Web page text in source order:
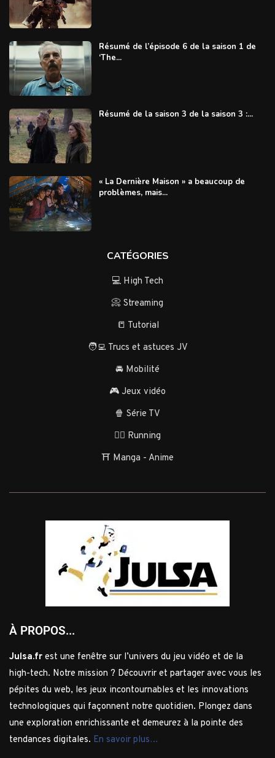
Résumé de l’épisode 6 de la saison 1 de
‘The...
Résumé de la saison 3 de la saison 3 :...
« La Dernière Maison » a beaucoup de
problèmes, mais...
CATÉGORIES
💻 High Tech
📀 Streaming
📒 Tutorial
🧑‍💻 Trucs et astuces JV
🚘 Mobilité
🎮 Jeux vidéo
🍿 Série TV
🏃‍♂️ Running
⛩️ Manga - Anime
À PROPOS...
Julsa.fr est une fenêtre sur l’univers du jeu vidéo et de la
high-tech. Notre mission ? Découvrir et partager avec vous les
pépites du web, les jeux incontournables et les innovations
technologiques qui façonnent notre quotidien. Plongez dans
une exploration enrichissante et demeurez à la pointe des
tendances digitales. En savoir plus…